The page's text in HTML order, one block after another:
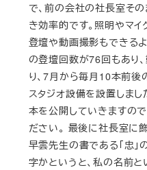
で、前の会社の社長室そ
き効率的です。照明やマイ
登壇や動画撮影もできる
の登壇回数が76回もあり
り、7月から毎月10本前後
スタジオ設備を設置しまし
本を公開していきますの
ださい。 最後に社長室に
早雲先生の書である「忠
字かというと、私の名前と